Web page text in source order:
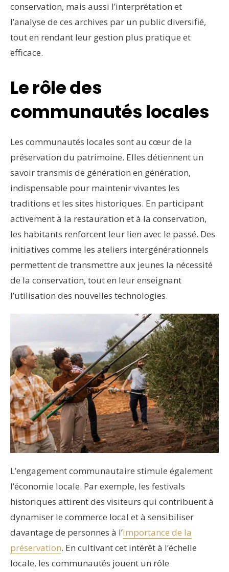
conservation, mais aussi l’interprétation et
l’analyse de ces archives par un public diversifié,
tout en rendant leur gestion plus pratique et
efficace.
Le rôle des
communautés locales
Les communautés locales sont au cœur de la
préservation du patrimoine. Elles détiennent un
savoir transmis de génération en génération,
indispensable pour maintenir vivantes les
traditions et les sites historiques. En participant
activement à la restauration et à la conservation,
les habitants renforcent leur lien avec le passé. Des
initiatives comme les ateliers intergénérationnels
permettent de transmettre aux jeunes la nécessité
de la conservation, tout en leur enseignant
l’utilisation des nouvelles technologies.
L’engagement communautaire stimule également
l’économie locale. Par exemple, les festivals
historiques attirent des visiteurs qui contribuent à
dynamiser le commerce local et à sensibiliser
davantage de personnes à l’importance de la
préservation. En cultivant cet intérêt à l’échelle
locale, les communautés jouent un rôle